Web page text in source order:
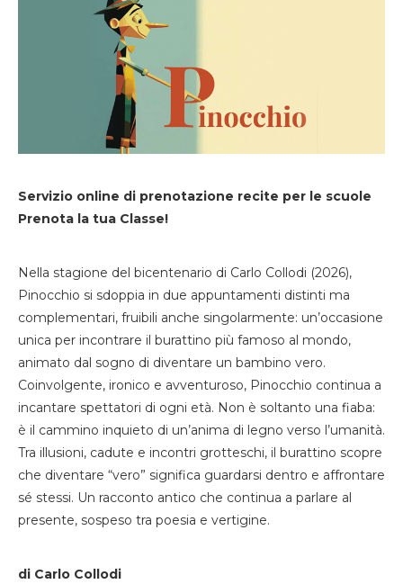
Servizio online di prenotazione recite per le scuole
Prenota la tua Classe!
Nella stagione del bicentenario di Carlo Collodi (2026),
Pinocchio si sdoppia in due appuntamenti distinti ma
complementari, fruibili anche singolarmente: un’occasione
unica per incontrare il burattino più famoso al mondo,
animato dal sogno di diventare un bambino vero.
Coinvolgente, ironico e avventuroso, Pinocchio continua a
incantare spettatori di ogni età. Non è soltanto una fiaba:
è il cammino inquieto di un’anima di legno verso l’umanità.
Tra illusioni, cadute e incontri grotteschi, il burattino scopre
che diventare “vero” significa guardarsi dentro e affrontare
sé stessi. Un racconto antico che continua a parlare al
presente, sospeso tra poesia e vertigine.
di Carlo Collodi